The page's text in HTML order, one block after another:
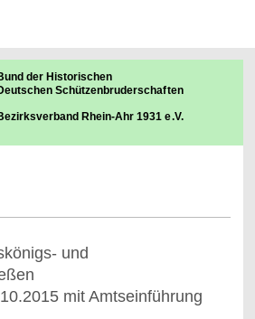
der Historischen
Schützenbruderschaften
Rhein-Ahr 1931 e.V.
und
mit Amtseinführung